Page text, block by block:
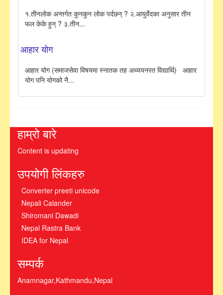
१.तीनलोक अन्तर्गत कुनकुन लोक पर्दछन् ? २.आयुर्वेदका अनुसार तीन
फल केके हुन् ? ३.तीन...
आहार योग
आहार योग (समाजसेवा विषयमा स्नातक तह अध्ययनरत विद्यार्थि) आहार
योग पनि योगको नै...
हाम्रो बारे
Content is updating
उपयोगी लिंकहरु
Converter preeti unicode
Nepali Calander
Shiromani Dawadi
Nepal Rastra Bank
IDEA for Nepal
सम्पर्क
Anamnagar,Kathmandu,Nepal